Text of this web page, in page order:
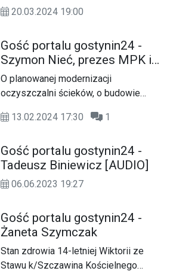
nadchodzących wyborach
Adamski.
20.03.2024 19:00
Gość portalu gostynin24 -
Szymon Nieć, prezes MPK i
MPEC
O planowanej modernizacji
oczyszczalni ścieków, o budowie
geotermii z Gościem rozmawia
13.02.2024 17:30 1
Gość portalu gostynin24 -
Tadeusz Biniewicz [AUDIO]
06.06.2023 19:27
Gość portalu gostynin24 -
Żaneta Szymczak
Stan zdrowia 14-letniej Wiktorii ze
Stawu k/Szczawina Kościelnego